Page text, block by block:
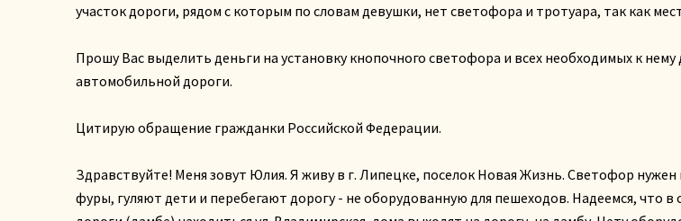
участок дороги, рядом с которым по словам девушки, нет светофора и тротуара, так как
Прошу Вас выделить деньги на установку кнопочного светофора и всех необходимых к
автомобильной дороги.
Цитирую обращение гражданки Российской Федерации.
Здравствуйте! Меня зовут Юлия. Я живу в г. Липецке, поселок Новая Жизнь. Светофор
фуры, гуляют дети и перебегают дорогу - не оборудованную для пешеходов. Надеемся, что